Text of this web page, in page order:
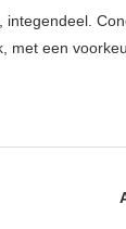
integendeel.
met een